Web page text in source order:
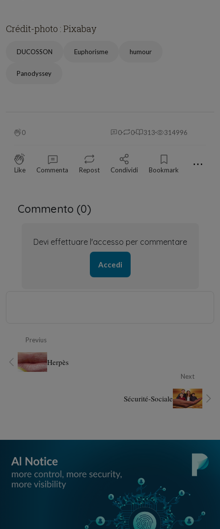
Crédit-photo : Pixabay
DUCOSSON Euphorisme humour
Panodyssey
0 0 0 313 314996
Like Commenta Repost Condividi Bookmark ⋯
Commento (0)
Devi effettuare l'accesso per commentare
Accedi
Previus
Herpès
Next
Sécurité-Sociale